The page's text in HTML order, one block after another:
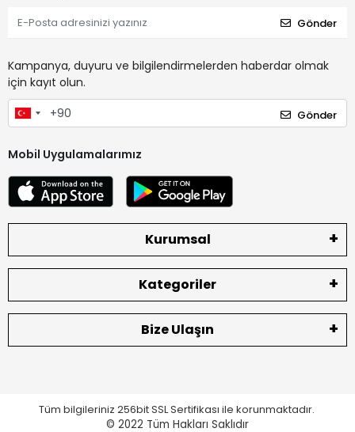
Gönder
Kampanya, duyuru ve bilgilendirmelerden haberdar olmak
için kayıt olun.
Gönder
Mobil Uygulamalarımız
Kurumsal
Kategoriler
Bize Ulaşın
Tüm bilgileriniz 256bit SSL Sertifikası ile korunmaktadır.
© 2022 Tüm Hakları Saklıdır